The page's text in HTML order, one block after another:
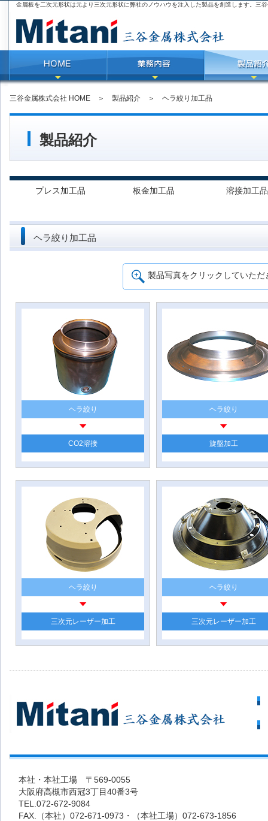
金属板を二次元形状は元より三次元形状に弊社のノウハウを注入した製品を創造します。三
三谷金属株式会社 HOME ＞ 製品紹介 ＞ ヘラ絞り加工品
製品紹介
プレス加工品 板金加工品 溶接加工品
ヘラ絞り加工品
製品写真をクリックしていた
ヘラ絞り
CO2溶接
ヘラ絞り
旋盤加工
ヘラ絞り
三次元レーザー加工
ヘラ絞り
三次元レーザー加工
本社・本社工場 〒569-0055
大阪府高槻市西冠3丁目40番3号
TEL.072-672-9084
FAX.（本社）072-671-0973・（本社工場）072-673-1856